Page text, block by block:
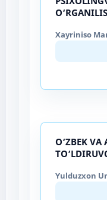
Xayriniso
O‘ZBEK VA
Yulduzxon